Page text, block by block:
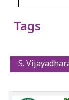
Tags
S.